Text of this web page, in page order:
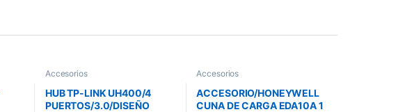
Accesorios
HUB TP-LINK UH400/4
PUERTOS/3.0/DISEÑO
Accesorios
ACCESORIO/HONEYWELL
CUNA DE CARGA EDA10A 1